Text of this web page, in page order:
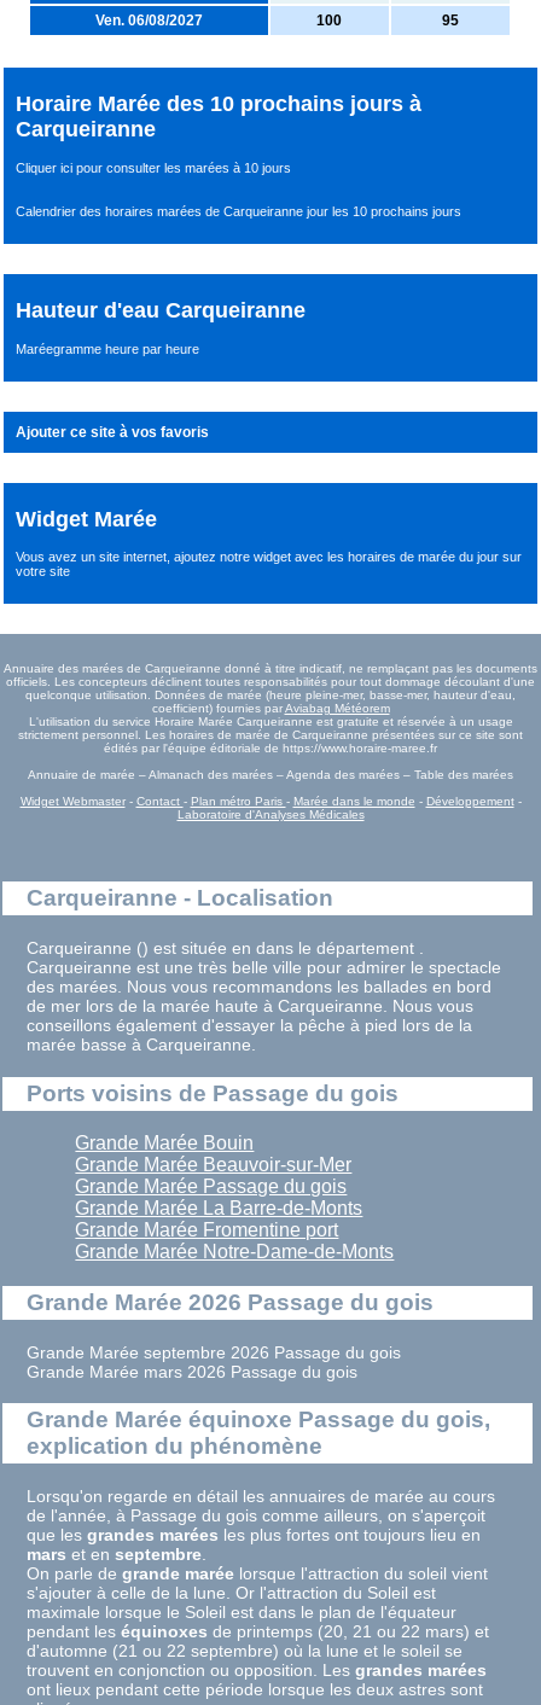
Ven. 06/08/2027
100 95
Horaire Marée des 10 prochains jours à
Carqueiranne
Cliquer ici pour consulter les marées à 10 jours
Calendrier des horaires marées de Carqueiranne jour les 10 prochains jours
Hauteur d'eau Carqueiranne
Maréegramme heure par heure
Ajouter ce site à vos favoris
Widget Marée
Vous avez un site internet,ajoutez notre widget avec les horaires de marée du joursur
votre site
Annuaire des marées de Carqueiranne donné à titre indicatif, ne remplaçant pas les documents
officiels. Les concepteurs déclinent toutes responsabilités pour tout dommage découlant d'une
quelconque utilisation. Données de marée (heure pleine-mer, basse-mer, hauteur d'eau,
coefficient) fournies parAviabag Météorem
L'utilisation du service Horaire Marée Carqueiranne est gratuite et réservée à un usage
strictement personnel. Les horaires de marée de Carqueiranne présentées sur ce site sont
édités par l'équipe éditoriale de https://www.horaire-maree.fr
Annuaire de marée – Almanach des marées – Agenda des marées – Table des marées
Widget Webmaster- Contact - Plan métro Paris - Marée dans le monde - Développement-
Laboratoire d'Analyses Médicales
Carqueiranne - Localisation
Carqueiranne () est située en dans le département .
Carqueiranne est une très belle ville pour admirer le spectacle
des marées. Nous vous recommandons les ballades en bord
de mer lors de la marée haute à Carqueiranne. Nous vous
conseillons également d'essayer la pêche à pied lors de la
marée basse à Carqueiranne.
Ports voisins de Passage du gois
Grande Marée Bouin
Grande Marée Beauvoir-sur-Mer
Grande Marée Passage du gois
Grande Marée La Barre-de-Monts
Grande Marée Fromentine port
Grande Marée Notre-Dame-de-Monts
Grande Marée 2026 Passage du gois
Grande Marée septembre 2026 Passage du gois
Grande Marée mars 2026 Passage du gois
Grande Marée équinoxe Passage du gois,
explication du phénomène
Lorsqu'on regarde en détail les annuaires de marée au cours
de l'année, à Passage du gois comme ailleurs, on s'aperçoit
que lesgrandes marées les plus fortes ont toujours lieu en
mars et enseptembre
On parle degrande marée lorsque l'attraction du soleil vient
s'ajouter à celle de la lune. Or l'attraction du Soleil est
maximale lorsque le Soleil est dans le plan de l'équateur
pendant leséquinoxes de printemps (20, 21 ou 22 mars) et
d'automne (21 ou 22 septembre) où la lune et le soleil se
trouvent en conjonction ou opposition. Lesgrandes marées
ont lieux pendant cette période lorsque les deux astres sont